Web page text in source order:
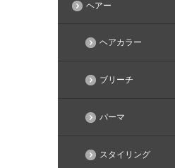
ヘアー
ヘアカラー
ブリーチ
パーマ
スタイリング